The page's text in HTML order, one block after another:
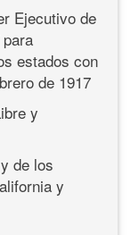
Ejecutivo de
estados con
de 1917
y
de los
y